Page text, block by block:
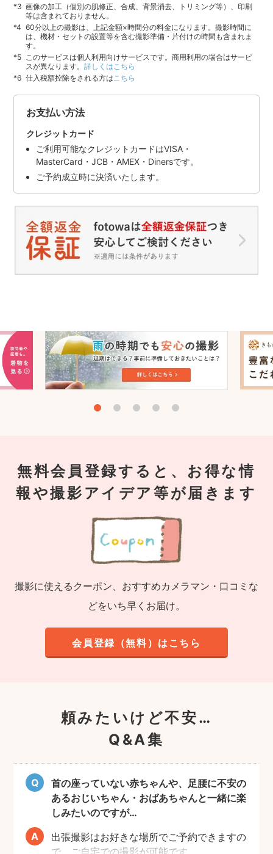
画像の加工（個別の肌修正、合成、背景消去、トリミング等）、印刷
等は含まれておりません。
60分以上の撮影は、上記金額×時間分の料金になります。撮影時間に
は、機材・セットの設置等を含む撮影準備・片付けの時間も含まれま
す。
このサービスは個人利用向けサービスです。商用利用の場合はサービ
スが異なります。詳しくはこちら
仕入税額控除をされる方は こちら
お支払い方法
クレジットカード
ご利用可能なクレジットカードはVISA・
MasterCard・JCB・AMEX・Dinersです。
ご予約成立時に決済いたします。
無料会員登録すると、お得な情
報や撮影アイデア等が届きます
撮影に使えるクーポン、おすすめカメラマン・口コミな
どをいち早くお届け。
会員登録（無料）はこちら
頼みたいけど不安…
Q&A集
首の座っていない赤ちゃんや、足腰に不安の
あるおじいちゃん・おばあちゃんと一緒に楽
しみたいのですが…
出張撮影はお好きな場所でご予約できますの